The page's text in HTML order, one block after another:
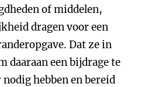
of middelen,
dragen voor een
Dat ze in
daaraan een bijdrage te
hebben en bereid